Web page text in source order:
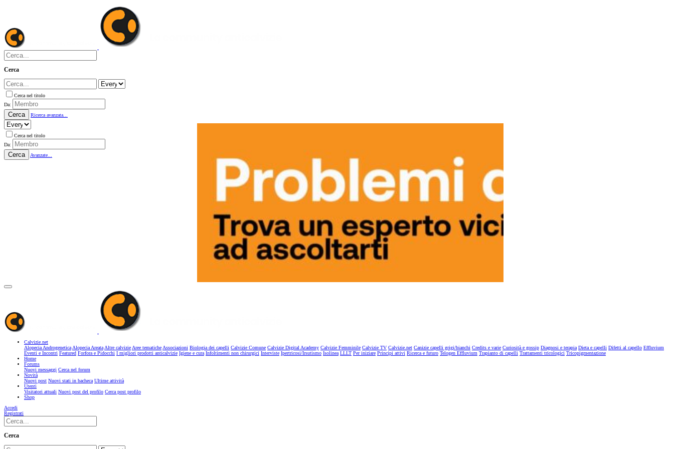
Cerca
Cerca nel titolo
Da:
Cerca Ricerca avanzata...
Cerca nel titolo
Da:
Cerca Avanzate...
Calvizie.net
Alopecia AndrogeneticaAlopecia AreataAltre calvizieAree tematicheAssociazioni Biologia dei capelli Calvizie Comune Calvizie Digital Academy Calvizie Femminile Calvizie TV Calvizie.net Canizie capelli grigi/bianchi Credits e varie Curiosità e gossip Diagnosi e terapia Dieta e capelli Difetti al capello Effluvium
Eventi e Incontri Featured Forfora e Pidocchi I migliori prodotti anticalvizie Igiene e cura Infoltimenti non chirurgici Interviste Ipertricosi/Irsutismo Isolinea LLLT Per iniziare Principi attivi Ricerca e futuro Telogen Effluvium Trapianto di capelli Trattamenti tricologici Tricopigmentazione
Home
Forums
Nuovi messaggi Cerca nel forum
Novità
Nuovi post Nuovi stati in bacheca Ultime attività
Utenti
Visitatori attuali Nuovi post del profilo Cerca post profilo
Shop
Accedi
Registrati
Cerca